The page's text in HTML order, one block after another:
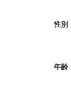
性別
年齢